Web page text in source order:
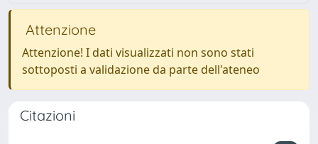
Attenzione
Attenzione! I dati visualizzati non sono stati
sottoposti a validazione da parte dell'ateneo
Citazioni